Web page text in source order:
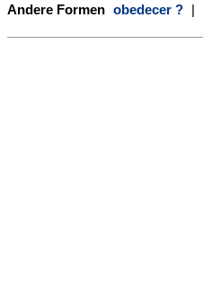
Andere Formen obedecer ? |